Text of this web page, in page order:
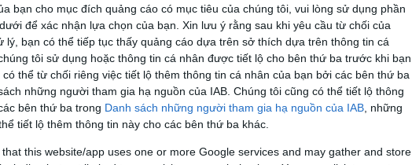
bạn cho mục đích quảng cáo có mục tiêu của chúng tôi, vui lòng sử dụng phần
để xác nhận lựa chọn của bạn. Xin lưu ý rằng sau khi yêu cầu từ chối của
lý, bạn có thể tiếp tục thấy quảng cáo dựa trên sở thích dựa trên thông tin cá
tôi sử dụng hoặc thông tin cá nhân được tiết lộ cho bên thứ ba trước khi bạn
thể từ chối riêng việc tiết lộ thêm thông tin cá nhân của bạn bởi các bên thứ ba
những người tham gia hạ nguồn của IAB. Chúng tôi cũng có thể tiết lộ thông
bên thứ ba trong Danh sách những người tham gia hạ nguồn của IAB , những
tiết lộ thêm thông tin này cho các bên thứ ba khác.
that this website/app uses one or more Google services and may gather and store
Giả Tưởng Ma
Nhảy Hiệp Sĩ
Quái Vật Bí ẩn